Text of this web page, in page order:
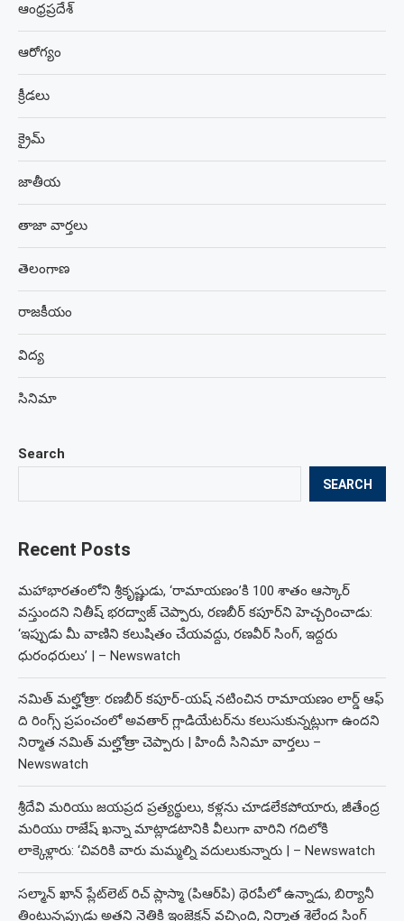
Search
SEARCH
Recent Posts
మహాభారతంలోని శ్రీకృష్ణుడు, ‘రామాయణం’కి 100 శాతం ఆస్కార్
వస్తుందని నితీష్ భరద్వాజ్ చెప్పారు, రణబీర్ కపూర్‌ని హెచ్చరించాడు:
‘ఇప్పుడు మీ వాణిని కలుషితం చేయవద్దు, రణవీర్ సింగ్, ఇద్దరు
ధురంధరులు’ | – Newswatch
నమిత్ మల్హోత్రా: రణబీర్ కపూర్-యష్ నటించిన రామాయణం లార్డ్ ఆఫ్
ది రింగ్స్ ప్రపంచంలో అవతార్ గ్లాడియేటర్‌ను కలుసుకున్నట్లుగా ఉందని
నిర్మాత నమిత్ మల్హోత్రా చెప్పారు | హిందీ సినిమా వార్తలు –
Newswatch
శ్రీదేవి మరియు జయప్రద ప్రత్యర్థులు, కళ్లను చూడలేకపోయారు, జీతేంద్ర
మరియు రాజేష్ ఖన్నా మాట్లాడటానికి వీలుగా వారిని గదిలోకి
లాక్కెళ్లారు: ‘చివరికి వారు మమ్మల్ని వదులుకున్నారు | – Newswatch
సల్మాన్ ఖాన్ ప్లేట్‌లెట్ రిచ్ ప్లాస్మా (పిఆర్‌పి) థెరపీలో ఉన్నాడు, బిర్యానీ
తింటున్నప్పుడు అతని నెత్తికి ఇంజెక్షన్ వచ్చింది, నిర్మాత శైలేంద్ర సింగ్
ఆంధ్రప్రదేశ్
ఆరోగ్యం
క్రీడలు
క్రైమ్
జాతీయ
తాజా వార్తలు
తెలంగాణ
రాజకీయం
విద్య
సినిమా